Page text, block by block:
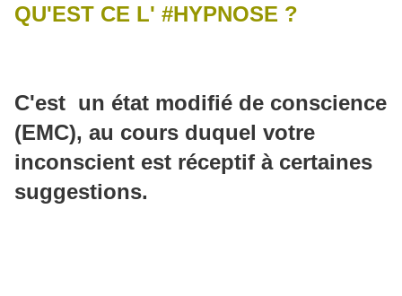
QU'EST CE L' #HYPNOSE ?
C'est un état modifié de conscience
(EMC), au cours duquel votre
inconscient est réceptif à certaines
suggestions.